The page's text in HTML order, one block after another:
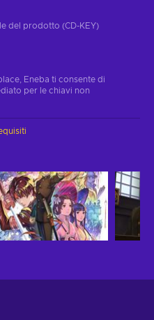
del prodotto (CD-KEY)
Eneba ti consente di
per le chiavi non